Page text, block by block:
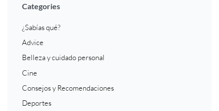
Categories
¿Sabías qué?
Advice
Belleza y cuidado personal
Cine
Consejos y Recomendaciones
Deportes